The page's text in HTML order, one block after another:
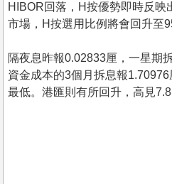
HIBOR回落，H按優勢即時反映
市場，H按選用比例將會回升至
隔夜息昨報0.02833厘，一星期
資金成本的3個月拆息報
最低。港匯則有所回升，高見